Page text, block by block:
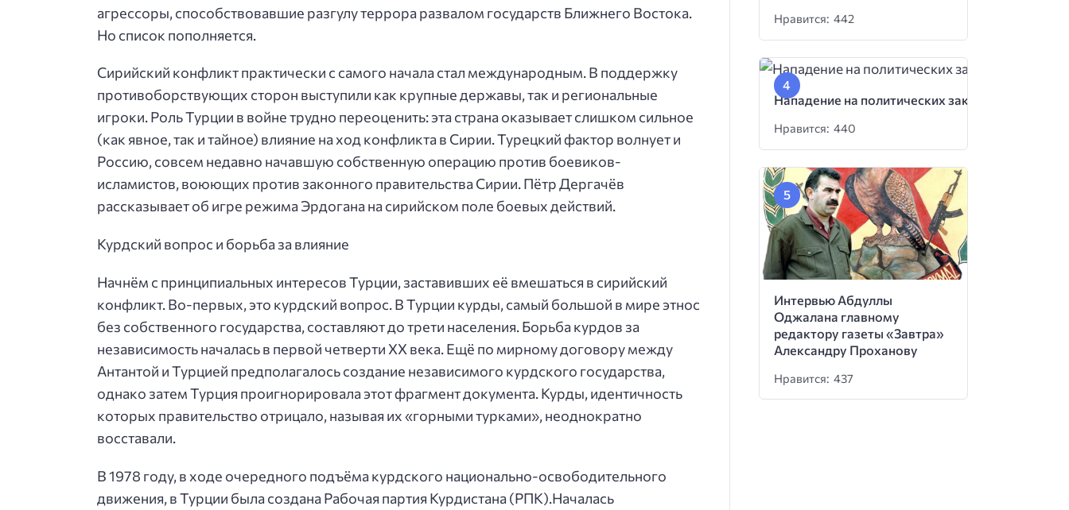
агрессоры, способствовавшие разгулу террора развалом государств Ближнего Востока.
Но список пополняется.
Сирийский конфликт практически с самого начала стал международным. В поддержку
противоборствующих сторон выступили как крупные державы, так и региональные
игроки. Роль Турции в войне трудно переоценить: эта страна оказывает слишком сильное
(как явное, так и тайное) влияние на ход конфликта в Сирии. Турецкий фактор волнует и
Россию, совсем недавно начавшую собственную операцию против боевиков-
исламистов, воюющих против законного правительства Сирии. Пётр Дергачёв
рассказывает об игре режима Эрдогана на сирийском поле боевых действий.
Курдский вопрос и борьба за влияние
Начнём с принципиальных интересов Турции, заставивших её вмешаться в сирийский
конфликт. Во-первых, это курдский вопрос. В Турции курды, самый большой в мире этнос
без собственного государства, составляют до трети населения. Борьба курдов за
независимость началась в первой четверти XX века. Ещё по мирному договору между
Антантой и Турцией предполагалось создание независимого курдского государства,
однако затем Турция проигнорировала этот фрагмент документа. Курды, идентичность
которых правительство отрицало, называя их «горными турками», неоднократно
восставали.
В 1978 году, в ходе очередного подъёма курдского национально-освободительного
движения, в Турции была создана Рабочая партия Курдистана (PПK).Началась
Нравится: 442
Нападение на политических заключенных
Нравится: 440
Интервью Абдуллы
Оджалана главному
редактору газеты «Завтра»
Александру Проханову
Нравится: 437